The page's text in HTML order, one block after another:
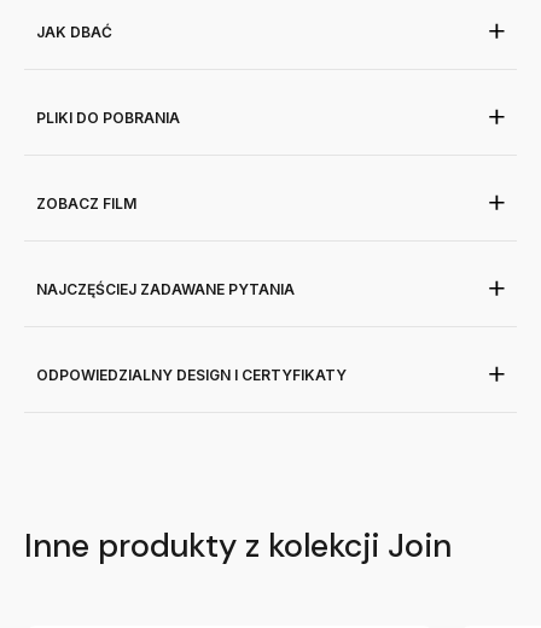
JAK DBAĆ
PLIKI DO POBRANIA
ZOBACZ FILM
NAJCZĘŚCIEJ ZADAWANE PYTANIA
ODPOWIEDZIALNY DESIGN I CERTYFIKATY
Inne produkty z kolekcji Join